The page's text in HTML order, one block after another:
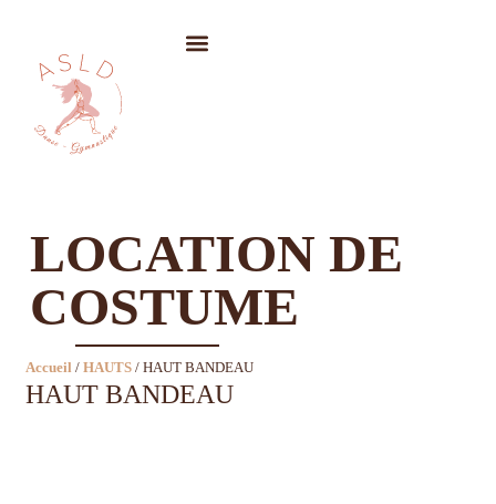
LOCATION DE
COSTUME
Accueil / HAUTS / HAUT BANDEAU
HAUT BANDEAU